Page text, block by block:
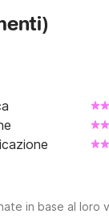
)
in base al loro